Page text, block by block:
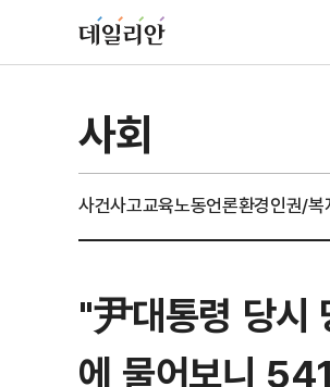
사회
사건사고교육노동언론환경인권/복
"尹대통령 당시
에 물어보니